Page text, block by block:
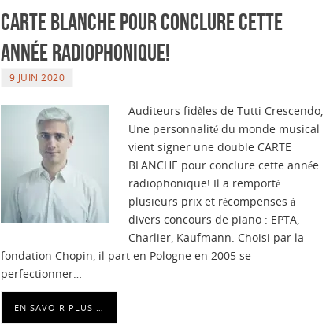
Carte Blanche pour conclure cette
année radiophonique!
9 JUIN 2020
Auditeurs fidèles de Tutti Crescendo,
Une personnalité du monde musical
vient signer une double CARTE
BLANCHE pour conclure cette année
radiophonique! Il a remporté
plusieurs prix et récompenses à
divers concours de piano : EPTA,
Charlier, Kaufmann. Choisi par la
fondation Chopin, il part en Pologne en 2005 se
perfectionner…
EN SAVOIR PLUS …